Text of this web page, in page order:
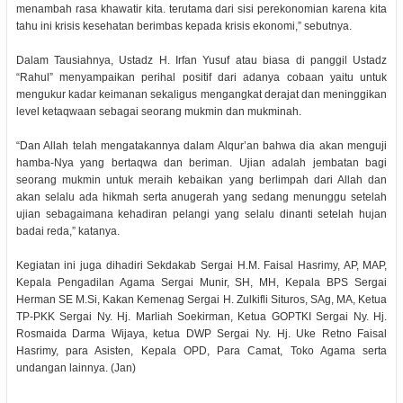
menambah rasa khawatir kita. terutama dari sisi perekonomian karena kita
tahu ini krisis kesehatan berimbas kepada krisis ekonomi,” sebutnya.
Dalam Tausiahnya, Ustadz H. Irfan Yusuf atau biasa di panggil Ustadz
“Rahul” menyampaikan perihal positif dari adanya cobaan yaitu untuk
mengukur kadar keimanan sekaligus mengangkat derajat dan meninggikan
level ketaqwaan sebagai seorang mukmin dan mukminah.
“Dan Allah telah mengatakannya dalam Alqur’an bahwa dia akan menguji
hamba-Nya yang bertaqwa dan beriman. Ujian adalah jembatan bagi
seorang mukmin untuk meraih kebaikan yang berlimpah dari Allah dan
akan selalu ada hikmah serta anugerah yang sedang menunggu setelah
ujian sebagaimana kehadiran pelangi yang selalu dinanti setelah hujan
badai reda,” katanya.
Kegiatan ini juga dihadiri Sekdakab Sergai H.M. Faisal Hasrimy, AP, MAP,
Kepala Pengadilan Agama Sergai Munir, SH, MH, Kepala BPS Sergai
Herman SE M.Si, Kakan Kemenag Sergai H. Zulkifli Situros, SAg, MA, Ketua
TP-PKK Sergai Ny. Hj. Marliah Soekirman, Ketua GOPTKI Sergai Ny. Hj.
Rosmaida Darma Wijaya, ketua DWP Sergai Ny. Hj. Uke Retno Faisal
Hasrimy, para Asisten, Kepala OPD, Para Camat, Toko Agama serta
undangan lainnya. (Jan)